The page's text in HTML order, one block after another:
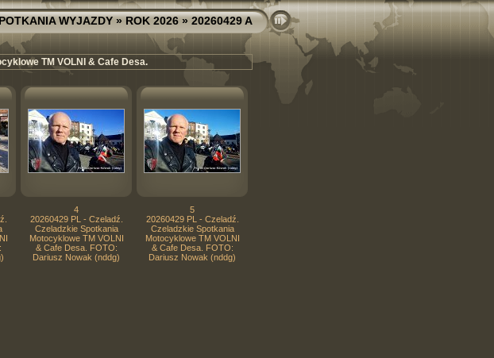
WYJAZDY»ROK 2026» 20260429 A
TM VOLNI & Cafe Desa.
4
20260429 PL - Czeladź.
Czeladzkie Spotkania
Motocyklowe TM VOLNI
& Cafe Desa. FOTO:
Dariusz Nowak (nddg)
5
20260429 PL - Czeladź.
Czeladzkie Spotkania
Motocyklowe TM VOLNI
& Cafe Desa. FOTO:
Dariusz Nowak (nddg)